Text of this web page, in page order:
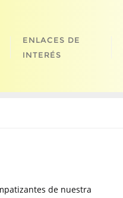
ENLACES DE
INTERÉS
de nuestra